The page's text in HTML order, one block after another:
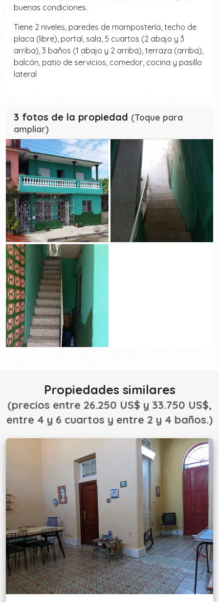
buenas condiciones.
Tiene 2 niveles, paredes de mampostería, techo de
placa (libre), portal, sala, 5 cuartos (2 abajo y 3
arriba), 3 baños (1 abajo y 2 arriba), terraza (arriba),
balcón, patio de servicios, comedor, cocina y pasillo
lateral
3 fotos de la propiedad (Toque para
ampliar)
Propiedades similares
(precios entre 26.250 US$ y 33.750 US$,
entre 4 y 6 cuartos y entre 2 y 4 baños.)